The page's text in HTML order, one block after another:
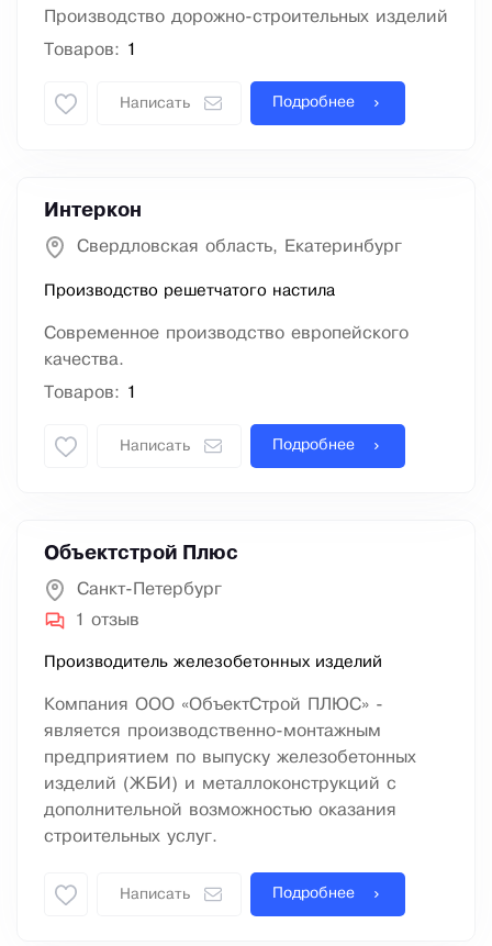
Производство дорожно-строительных изделий
Товаров: 1
Написать Подробнее
Интеркон
Свердловская область, Екатеринбург
Производство решетчатого настила
Современное производство европейского
качества.
Товаров: 1
Написать Подробнее
Объектстрой Плюс
Санкт-Петербург
1 отзыв
Производитель железобетонных изделий
Компания ООО «ОбъектСтрой ПЛЮС» -
является производственно-монтажным
предприятием по выпуску железобетонных
изделий (ЖБИ) и металлоконструкций с
дополнительной возможностью оказания
строительных услуг.
Написать Подробнее